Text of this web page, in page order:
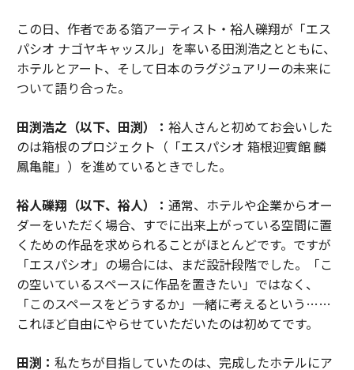
この日、作者である箔アーティスト・裕人礫翔が「エス
パシオ ナゴヤキャッスル」を率いる田渕浩之とともに、
ホテルとアート、そして日本のラグジュアリーの未来に
ついて語り合った。
田渕浩之（以下、田渕）： 裕人さんと初めてお会いした
のは箱根のプロジェクト（「エスパシオ 箱根迎賓館 麟
鳳亀龍」）を進めているときでした。
裕人礫翔（以下、裕人）： 通常、ホテルや企業からオー
ダーをいただく場合、すでに出来上がっている空間に置
くための作品を求められることがほとんどです。ですが
「エスパシオ」の場合には、まだ設計段階でした。「こ
の空いているスペースに作品を置きたい」ではなく、
「このスペースをどうするか」一緒に考えるという……
これほど自由にやらせていただいたのは初めてです。
田渕： 私たちが目指していたのは、完成したホテルにア